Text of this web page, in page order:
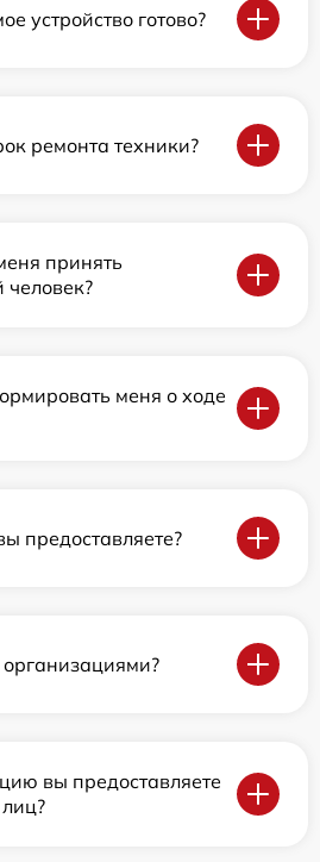
устройство готово?
ремонта техники?
принять
человек?
меня о ходе
предоставляете?
вы предоставляете